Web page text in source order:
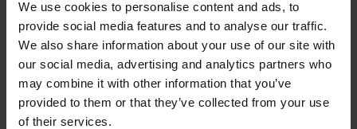
We use cookies to personalise content and ads, to
provide social media features and to analyse our traffic.
We also share information about your use of our site with
our social media, advertising and analytics partners who
may combine it with other information that you’ve
provided to them or that they’ve collected from your use
of their services.
Størrelsesguide
Vaskeanvisninger
Anmeldelser